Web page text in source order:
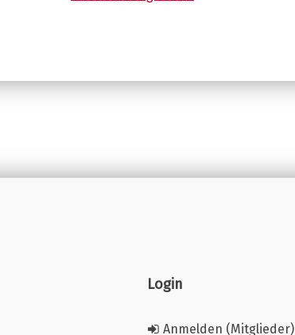
Login
Anmelden (Mitglieder)